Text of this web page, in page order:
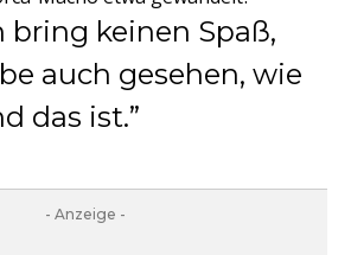
bring keinen Spaß,
auch gesehen, wie
das ist.
- Anzeige -